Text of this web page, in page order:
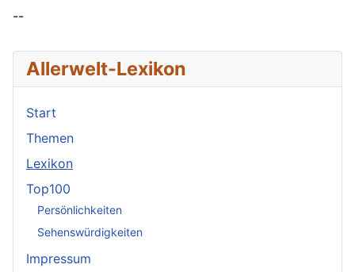
--
Allerwelt-Lexikon
Start
Themen
Lexikon
Top100
Persönlichkeiten
Sehenswürdigkeiten
Impressum